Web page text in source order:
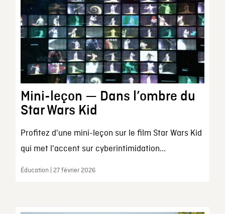
Mini-leçon — Dans l’ombre du
Star Wars Kid
Profitez d'une mini-leçon sur le film Star Wars Kid
qui met l'accent sur cyberintimidation...
Éducation | 27 février 2026